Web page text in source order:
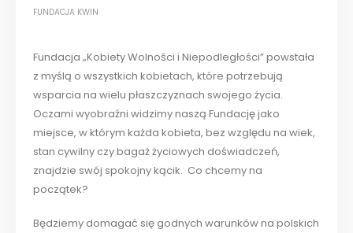
FUNDACJA KWIN
Fundacja „Kobiety Wolności i Niepodległości” powstała
z myślą o wszystkich kobietach, które potrzebują
wsparcia na wielu płaszczyznach swojego życia.
Oczami wyobraźni widzimy naszą Fundację jako
miejsce, w którym każda kobieta, bez względu na wiek,
stan cywilny czy bagaż życiowych doświadczeń,
znajdzie swój spokojny kącik. Co chcemy na
początek?
Będziemy domagać się godnych warunków na polskich